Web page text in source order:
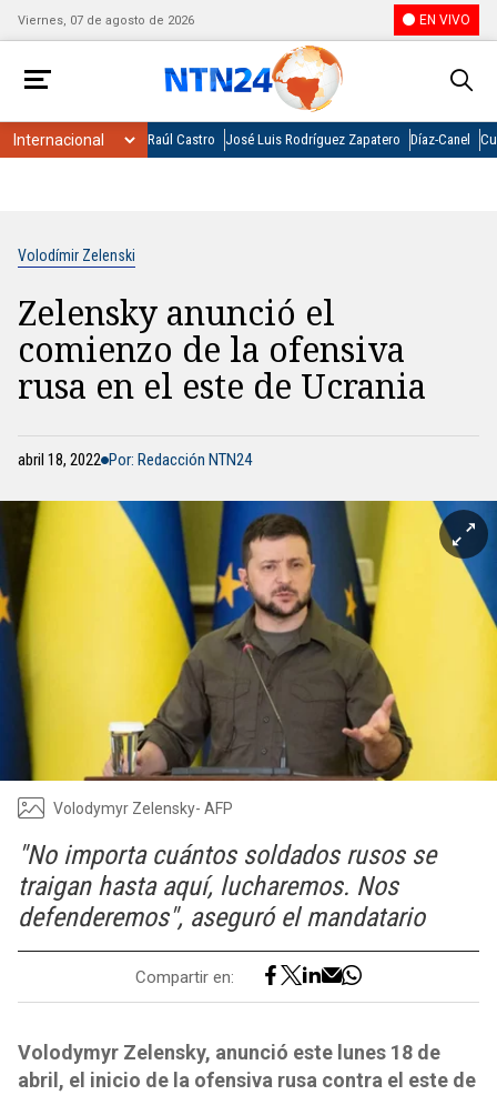
Viernes, 07 de agosto de 2026 EN VIVO
Raúl Castro José Luis Rodríguez Zapatero Díaz-Canel
Volodímir Zelenski
Zelensky anunció el
comienzo de la ofensiva
rusa en el este de Ucrania
abril 18, 2022 Por: Redacción NTN24
Volodymyr Zelensky- AFP
"No importa cuántos soldados rusos se
traigan hasta aquí, lucharemos. Nos
defenderemos", aseguró el mandatario
Compartir en:
Volodymyr Zelensky, anunció este lunes 18 de
abril, el inicio de la ofensiva rusa contra el este de